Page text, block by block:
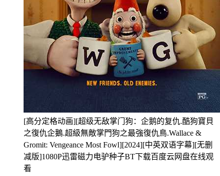
[高分定格动画][超级无敌掌门狗：企鹅的复仇.酷狗寶貝
之復仇企鵝.超級無敵掌門狗之最強復仇鳥.Wallace &
Gromit: Vengeance Most Fowl][2024][中英双语字幕][无删
减版]1080P迅雷磁力电驴种子BT下载百度云网盘在线观
看